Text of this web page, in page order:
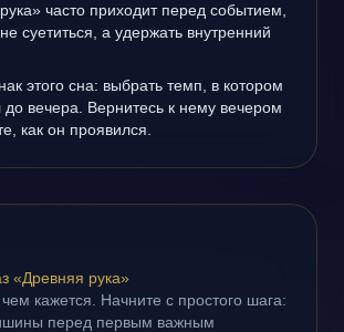
часто приходит перед событием,
суетиться, а удержать внутренний
этого сна: выбрать темп, в котором
до вечера. Вернитесь к нему вечером
как он проявился.
«Древняя рука»
кажется. Начните с простого шага:
перед первым важным